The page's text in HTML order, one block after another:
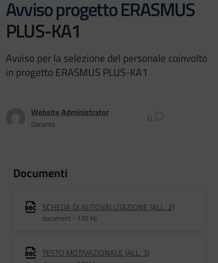
Avviso progetto ERASMUS
PLUS-KA1
Avviso per la selezione del personale coinvolto
in progetto ERASMUS PLUS-KA1
Website Administrator
Docente 0
Documenti
SCHEDA DI AUTOVALUTAZIONE (ALL. 2)
document - 139 kb
TESTO MOTIVAZIONALE (ALL. 3)